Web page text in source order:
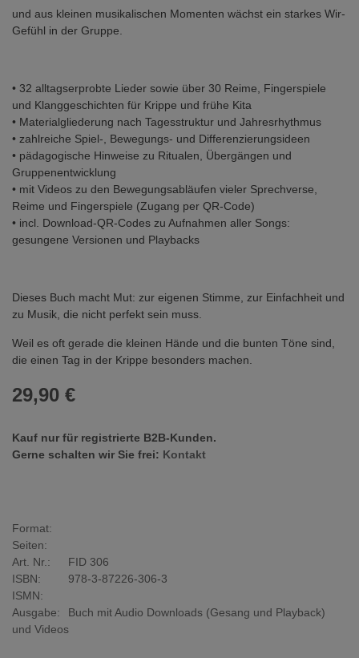
und aus kleinen musikalischen Momenten wächst ein starkes Wir-
Gefühl in der Gruppe.
• 32 alltagserprobte Lieder sowie über 30 Reime, Fingerspiele
und Klanggeschichten für Krippe und frühe Kita
• Materialgliederung nach Tagesstruktur und Jahresrhythmus
• zahlreiche Spiel-, Bewegungs- und Differenzierungsideen
• pädagogische Hinweise zu Ritualen, Übergängen und
Gruppenentwicklung
• mit Videos zu den Bewegungsabläufen vieler Sprechverse,
Reime und Fingerspiele (Zugang per QR-Code)
• incl. Download-QR-Codes zu Aufnahmen aller Songs:
gesungene Versionen und Playbacks
Dieses Buch macht Mut: zur eigenen Stimme, zur Einfachheit und
zu Musik, die nicht perfekt sein muss.
Weil es oft gerade die kleinen Hände und die bunten Töne sind,
die einen Tag in der Krippe besonders machen.
29,90 €
Kauf nur für registrierte B2B-Kunden.
Gerne schalten wir Sie frei: Kontakt
Format:
Seiten:
Art. Nr.:
FID 306
ISBN:
978-3-87226-306-3
ISMN:
Ausgabe:
Buch mit Audio Downloads (Gesang und Playback)
und Videos